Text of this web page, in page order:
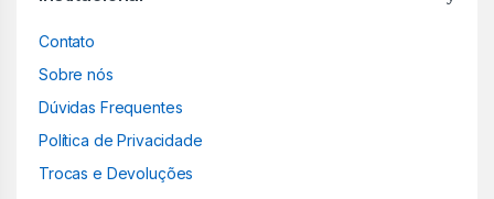
Contato
Sobre nós
Dúvidas Frequentes
Política de Privacidade
Trocas e Devoluções